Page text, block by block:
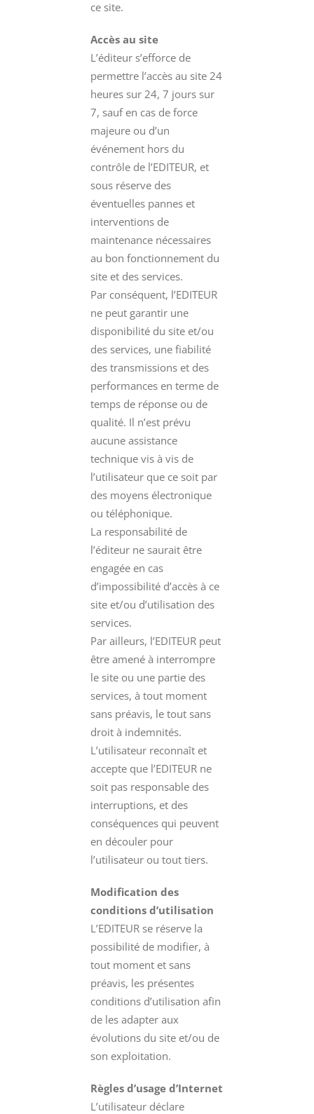
ce site.
Accès au site
L’éditeur s’efforce de
permettre l’accès au site 24
heures sur 24, 7 jours sur
7, sauf en cas de force
majeure ou d’un
événement hors du
contrôle de l’EDITEUR, et
sous réserve des
éventuelles pannes et
interventions de
maintenance nécessaires
au bon fonctionnement du
site et des services.
Par conséquent, l’EDITEUR
ne peut garantir une
disponibilité du site et/ou
des services, une fiabilité
des transmissions et des
performances en terme de
temps de réponse ou de
qualité. Il n’est prévu
aucune assistance
technique vis à vis de
l’utilisateur que ce soit par
des moyens électronique
ou téléphonique.
La responsabilité de
l’éditeur ne saurait être
engagée en cas
d’impossibilité d’accès à ce
site et/ou d’utilisation des
services.
Par ailleurs, l’EDITEUR peut
être amené à interrompre
le site ou une partie des
services, à tout moment
sans préavis, le tout sans
droit à indemnités.
L’utilisateur reconnaît et
accepte que l’EDITEUR ne
soit pas responsable des
interruptions, et des
conséquences qui peuvent
en découler pour
l’utilisateur ou tout tiers.
Modification des
conditions d’utilisation
L’EDITEUR se réserve la
possibilité de modifier, à
tout moment et sans
préavis, les présentes
conditions d’utilisation afin
de les adapter aux
évolutions du site et/ou de
son exploitation.
Règles d’usage d’Internet
L’utilisateur déclare